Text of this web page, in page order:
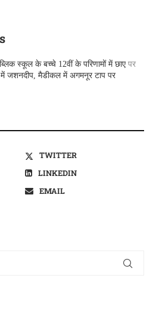
स्कूल के बच्चे 12वीं के परिणामों में छाएपर
में जशनदीप, मैडीकल में अगमनूर टाप पर
TWITTER
LINKEDIN
EMAIL